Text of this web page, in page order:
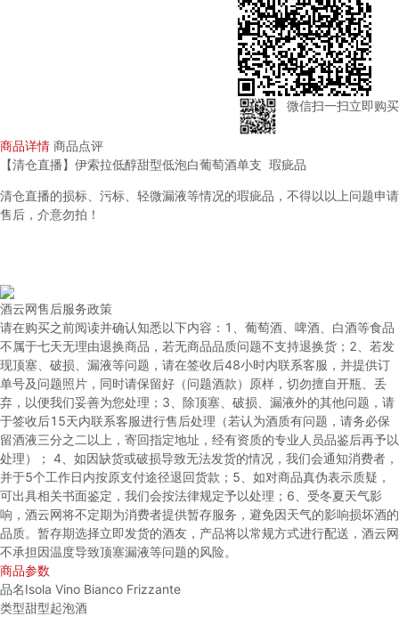
微信扫一扫立即购买
商品详情 商品点评
【清仓直播】伊索拉低醇甜型低泡白葡萄酒单支 瑕疵品
清仓直播的损标、污标、轻微漏液等情况的瑕疵品，不得以以上问题申请
售后，介意勿拍！
酒云网售后服务政策
请在购买之前阅读并确认知悉以下内容： 1、葡萄酒、啤酒、白酒等食品
不属于七天无理由退换商品，若无商品品质问题不支持退换货； 2、若发
现顶塞、破损、漏液等问题，请在签收后48小时内联系客服，并提供订
单号及问题照片，同时请保留好（问题酒款）原样，切勿擅自开瓶、丢
弃，以便我们妥善为您处理； 3、除顶塞、破损、漏液外的其他问题，请
于签收后15天内联系客服进行售后处理（若认为酒质有问题，请务必保
留酒液三分之二以上，寄回指定地址，经有资质的专业人员品鉴后再予以
处理）； 4、如因缺货或破损导致无法发货的情况，我们会通知消费者，
并于5个工作日内按原支付途径退回货款； 5、如对商品真伪表示质疑，
可出具相关书面鉴定，我们会按法律规定予以处理； 6、受冬夏天气影
响，酒云网将不定期为消费者提供暂存服务，避免因天气的影响损坏酒的
品质。暂存期选择立即发货的酒友，产品将以常规方式进行配送，酒云网
不承担因温度导致顶塞漏液等问题的风险。
商品参数
品名Isola Vino Bianco Frizzante
类型甜型起泡酒